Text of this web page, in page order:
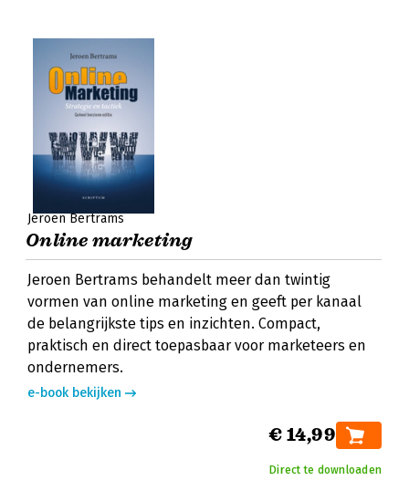
Jeroen Bertrams
Online marketing
Jeroen Bertrams behandelt meer dan twintig
vormen van online marketing en geeft per kanaal
de belangrijkste tips en inzichten. Compact,
praktisch en direct toepasbaar voor marketeers en
ondernemers.
e-book bekijken
€ 14,99
Direct te downloaden